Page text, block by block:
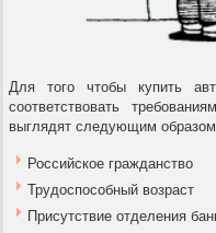
Для того чтобы купить
соответствовать
выглядят следующим
Российское гражданство
Трудоспособный возраст
Присутствие отделения